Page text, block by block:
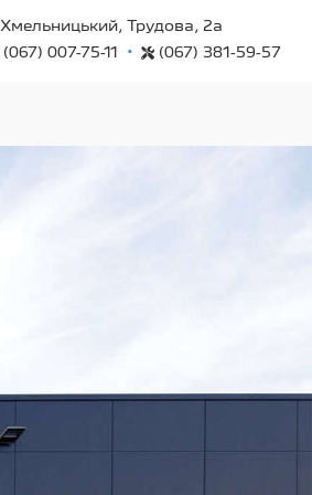
Хмельницький, Трудова, 2а
(067) 007-75-11
• (067) 381-59-57